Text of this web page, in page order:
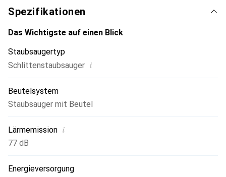
Spezifikationen
Das Wichtigste auf einen Blick
Staubsaugertyp
Schlittenstaubsauger i
Beutelsystem
Staubsauger mit Beutel
Lärmemission i
77 dB
Energieversorgung